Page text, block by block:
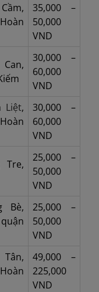
35,000 –
50,000
VND
30,000 –
60,000
VND
Liệt,
30,000 –
60,000
VND
Tre,
25,000 –
50,000
VND
Bè,
25,000 –
50,000
VND
49,000 –
225,000
VND